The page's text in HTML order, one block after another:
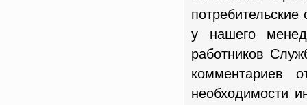
у нашего
работников
комментариев
необходимости